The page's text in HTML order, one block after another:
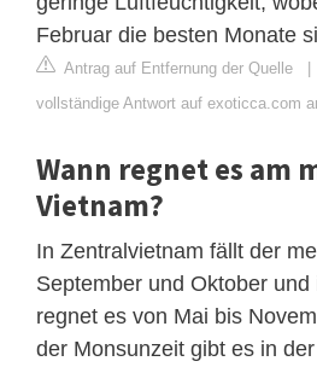
Februar die besten Monate
Antrag auf Entfernung der Quelle
vollständige Antwort auf exoticca.com
Wann regnet es am
Vietnam?
In Zentralvietnam fällt der
September und Oktober und
regnet es von Mai bis
der Monsunzeit gibt es in